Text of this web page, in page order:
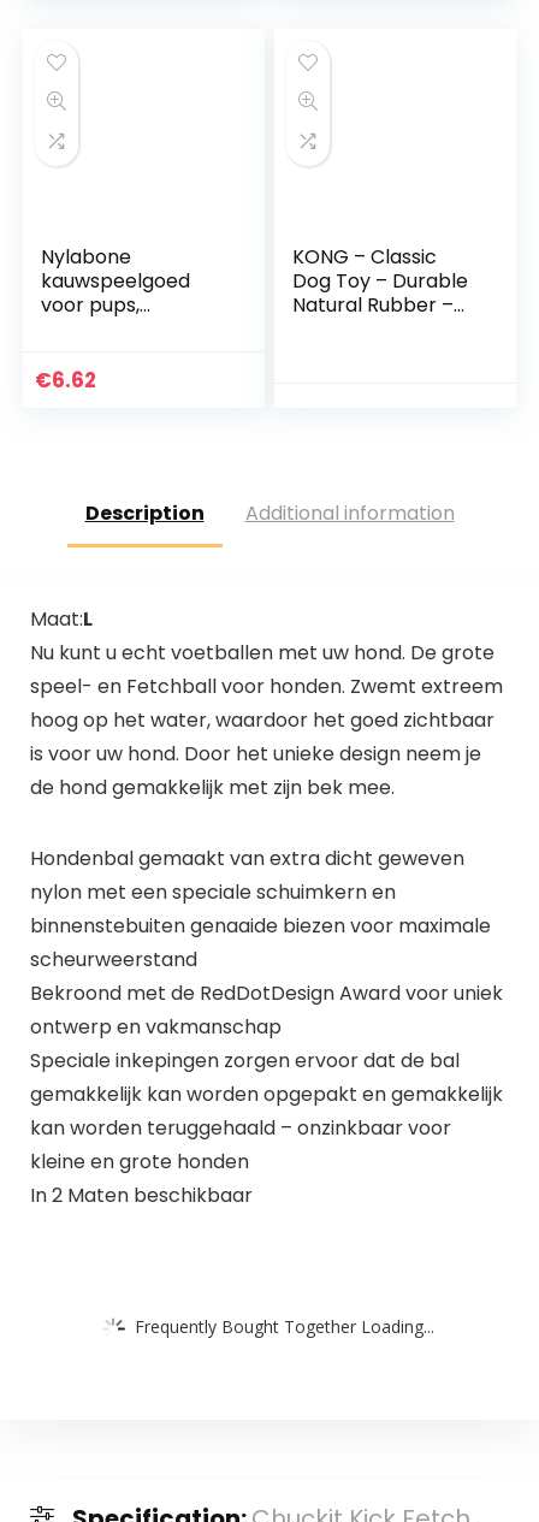
Nylabone
kauwspeelgoed
voor pups,
zachte koekjes, kip,
€6.62
KONG – Classic
Dog Toy – Durable
Natural Rubber –
Description Additional information
Maat:L
Nu kunt u echt voetballen met uw hond. De grote
speel- en Fetchball voor honden. Zwemt extreem
hoog op het water, waardoor het goed zichtbaar
is voor uw hond. Door het unieke design neem je
de hond gemakkelijk met zijn bek mee.
Hondenbal gemaakt van extra dicht geweven
nylon met een speciale schuimkern en
binnenstebuiten genaaide biezen voor maximale
scheurweerstand
Bekroond met de RedDotDesign Award voor uniek
ontwerp en vakmanschap
Speciale inkepingen zorgen ervoor dat de bal
gemakkelijk kan worden opgepakt en gemakkelijk
kan worden teruggehaald – onzinkbaar voor
kleine en grote honden
In 2 Maten beschikbaar
Frequently Bought Together Loading...